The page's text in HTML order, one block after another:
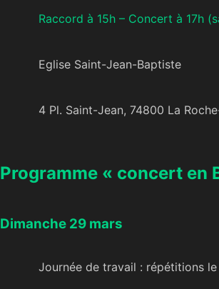
Raccord à 15h – Concert à 17h
Eglise Saint-Jean-Baptiste
4 Pl. Saint-Jean, 74800 La
Programme « concert en
Dimanche 29 mars
Journée de travail : répétitions le